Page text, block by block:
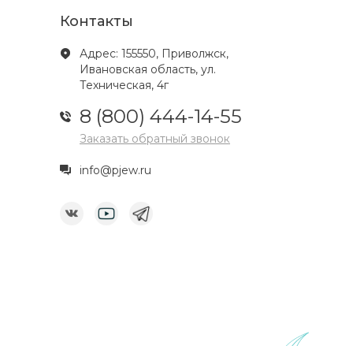
Контакты
Адрес: 155550, Приволжск,
Ивановская область, ул.
Техническая, 4г
8 (800) 444-14-55
Заказать обратный звонок
info@pjew.ru